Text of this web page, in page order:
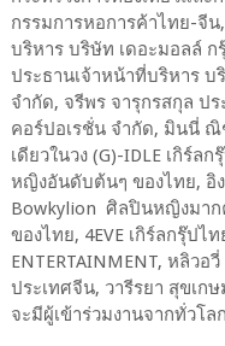
กรรมการหอการค้าไทย-จี
บริหาร บริษัท เดอะมอลล์
ประธานเจ้าหน้าที่บริหาร
จำกัด, จรีพร จารุกรสกุล ป
คอร์ปอเรชั่น จำกัด, มินนี่
เดียวในวง (G)-IDLE เกิร์
หญิงอันดับต้นๆ ของไทย, อิ
Bowkylion ศิลปินหญิงมาก
ของไทย, 4EVE เกิร์ลกรุ๊ปไ
ENTERTAINMENT, หลิว
ประเทศจีน, วารีรยา สุขเ
จะมีผู้เข้าร่วมงานจากทั่วโล